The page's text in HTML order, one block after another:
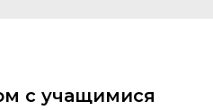
с учащимися